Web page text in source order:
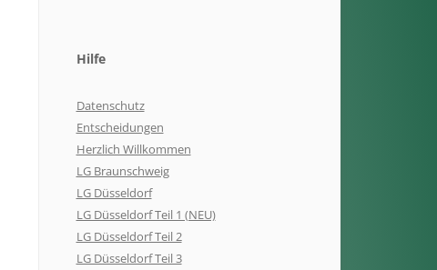
Hilfe
Datenschutz
Entscheidungen
Herzlich Willkommen
LG Braunschweig
LG Düsseldorf
LG Düsseldorf Teil 1 (NEU)
LG Düsseldorf Teil 2
LG Düsseldorf Teil 3